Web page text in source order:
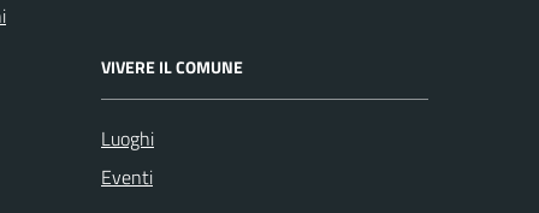
VIVERE IL COMUNE
Luoghi
Eventi